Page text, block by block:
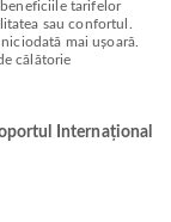
tarifelor
sau confortul.
mai ușoară.
călătorie
Internațional